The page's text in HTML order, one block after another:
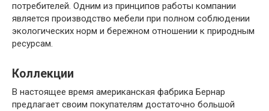
потребителей. Одним из принципов работы компании
является производство мебели при полном соблюдении
экологических норм и бережном отношении к природным
ресурсам.
Коллекции
В настоящее время американская фабрика Бернар
предлагает своим покупателям достаточно большой